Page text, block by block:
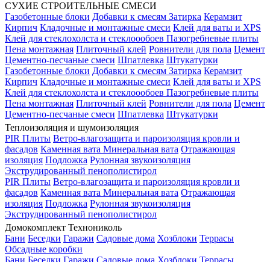
СУХИЕ СТРОИТЕЛЬНЫЕ СМЕСИ
Газобетонные блоки Добавки к смесям Затирка Керамзит
Кирпич Кладочные и монтажные смеси Клей для ваты и XPS
Клей для стеклохолста и стеклоообоев Пазогребневые плиты
Пена монтажная Плиточный клей Ровнители для пола Цемент
Цементно-песчаные смеси Шпатлевка Штукатурки
Газобетонные блоки Добавки к смесям Затирка Керамзит
Кирпич Кладочные и монтажные смеси Клей для ваты и XPS
Клей для стеклохолста и стеклоообоев Пазогребневые плиты
Пена монтажная Плиточный клей Ровнители для пола Цемент
Цементно-песчаные смеси Шпатлевка Штукатурки
Теплоизоляция и шумоизоляция
PIR Плиты Ветро-влагозащита и пароизоляция кровли и
фасадов Каменная вата Минеральная вата Отражающая
изоляция Подложка Рулонная звукоизоляция
Экструдированный пенополистирол
PIR Плиты Ветро-влагозащита и пароизоляция кровли и
фасадов Каменная вата Минеральная вата Отражающая
изоляция Подложка Рулонная звукоизоляция
Экструдированный пенополистирол
Домокомплект Технониколь
Бани Беседки Гаражи Садовые дома Хозблоки Террасы
Обсадные коробки
Бани Беседки Гаражи Садовые дома Хозблоки Террасы